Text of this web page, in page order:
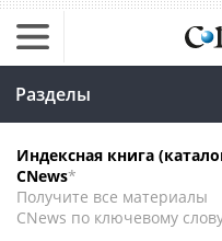
Разделы
Индексная книга
CNews*
Получите все материалы
CNews по ключевому